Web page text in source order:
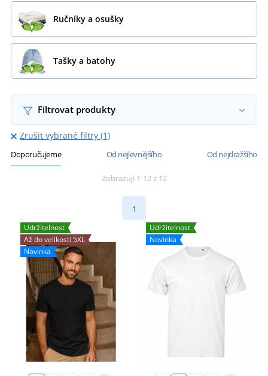
Ručníky a osušky
Tašky a batohy
Filtrovat produkty
Zrušit vybrané filtry (1)
Doporučujeme Od nejlevnějšího Od nejdražšího
Zobrazuji 1-12 z 12
1
Udržitelnost
Až do velikosti 5XL
Novinka
Udržitelnost
Novinka